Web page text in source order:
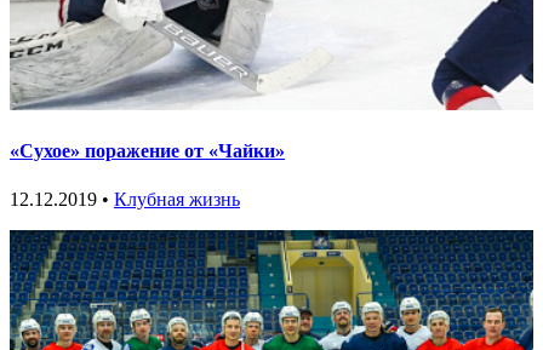
«Сухое» поражение от «Чайки»
12.12.2019 • Клубная жизнь